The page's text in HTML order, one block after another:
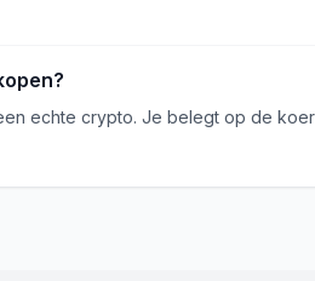
echte crypto. Je belegt op de